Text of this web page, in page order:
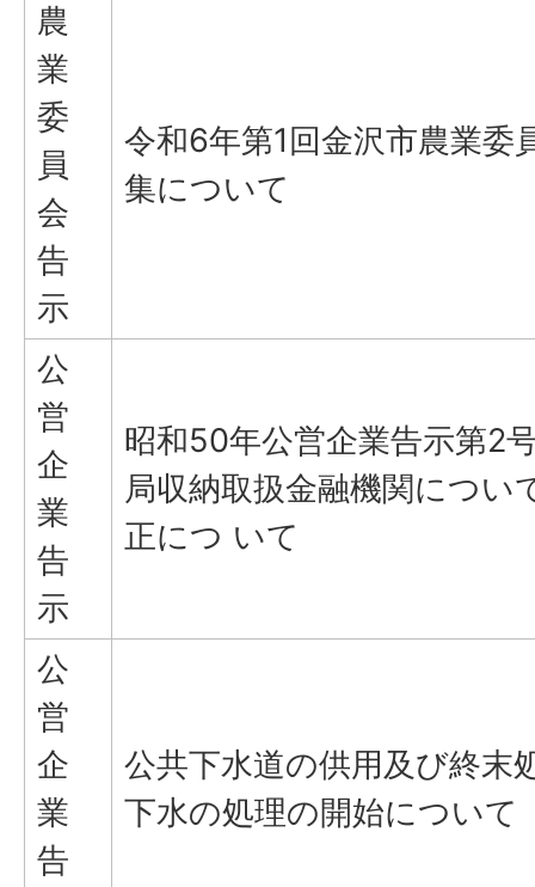
農
業
委
員
会
告
示
令和6年第1回金沢市農業委
集について
公
営
企
業
告
示
昭和50年公営企業告示第2
局収納取扱金融機関につい
正につ いて
公
営
企
業
告
公共下水道の供用及び終末
下水の処理の開始について